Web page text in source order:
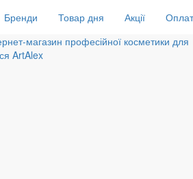
Бренди Товар дня Акції